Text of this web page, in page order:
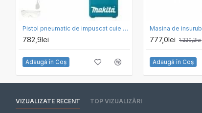
Pistol pneumatic de impuscat cuie cu jumatate de cap Makita AF635
782,9lei
Adaugă în Coş
777,0lei 1.220,2lei
Adaugă în Coş
VIZUALIZATE RECENT TOP VIZUALIZĂRI